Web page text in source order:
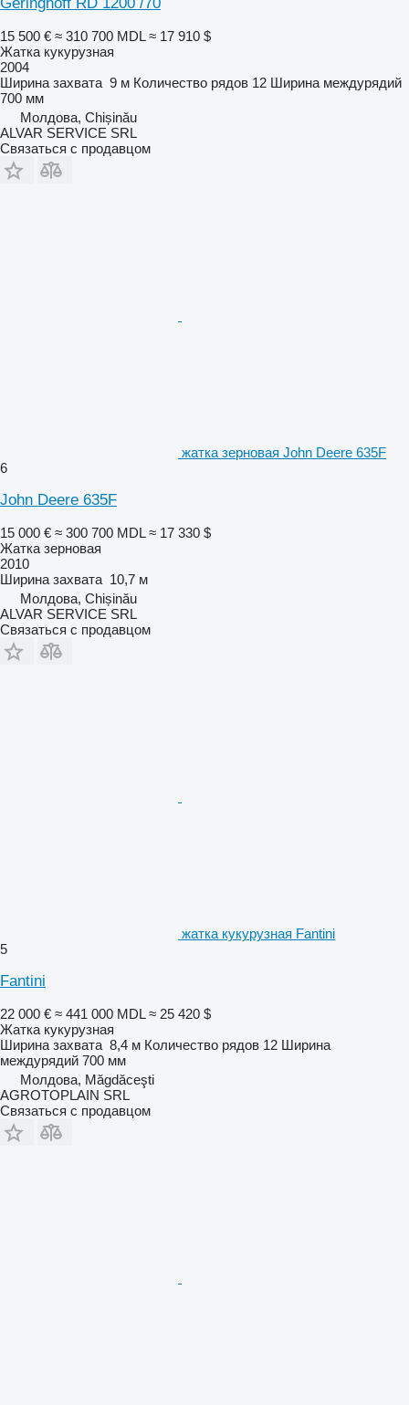
15 500 € ≈ 310 700 MDL ≈ 17 910 $
Жатка кукурузная
2004
Ширина захвата 9 м Количество рядов 12 Ширина междурядий
700 мм
Молдова, Chișinău
ALVAR SERVICE SRL
Связаться с продавцом
жатка зерновая John Deere 635F
6
John Deere 635F
15 000 € ≈ 300 700 MDL ≈ 17 330 $
Жатка зерновая
2010
Ширина захвата 10,7 м
Молдова, Chișinău
ALVAR SERVICE SRL
Связаться с продавцом
жатка кукурузная Fantini
5
Fantini
22 000 € ≈ 441 000 MDL ≈ 25 420 $
Жатка кукурузная
Ширина захвата 8,4 м Количество рядов 12 Ширина
междурядий 700 мм
Молдова, Măgdăceşti
AGROTOPLAIN SRL
Связаться с продавцом